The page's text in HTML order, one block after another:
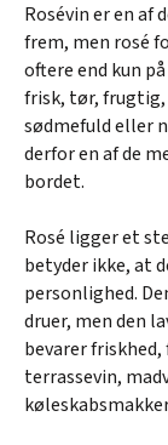
Rosévin er en
frem, men rosé
oftere end kun
frisk, tør, frugtig,
sødmefuld eller
derfor en af de
bordet.
Rosé ligger et
betyder ikke, at
personlighed.
druer, men den
bevarer
terrassevin,